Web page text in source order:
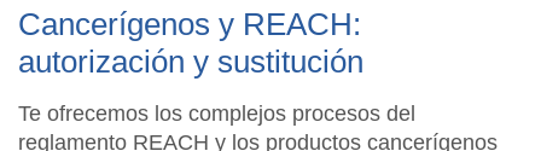
Cancerígenos y REACH:
autorización y sustitución
Te ofrecemos los complejos procesos del
reglamento REACH y los productos cancerígenos